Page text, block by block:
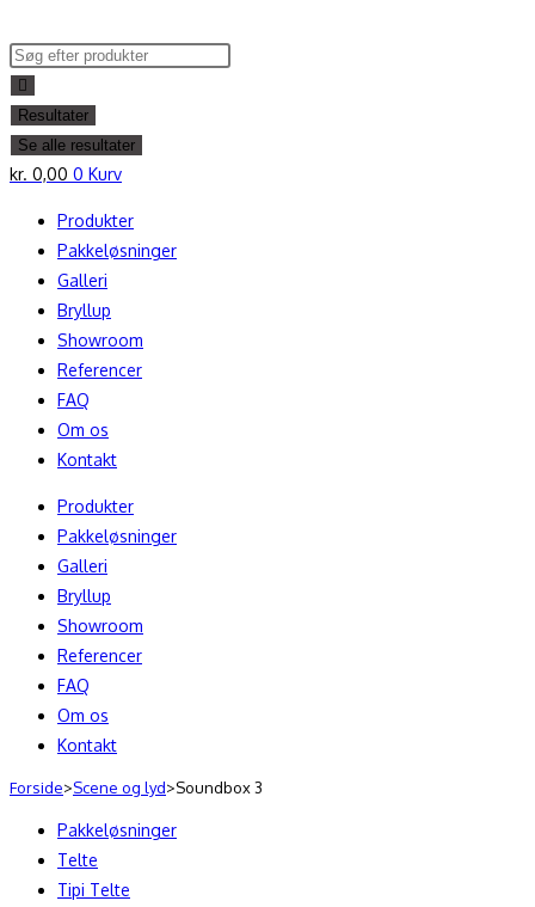
to
content
Search
...
Resultater
Se alle resultater
kr. 0,00 0 Kurv
Produkter
Pakkeløsninger
Galleri
Bryllup
Showroom
Referencer
FAQ
Om os
Kontakt
Produkter
Pakkeløsninger
Galleri
Bryllup
Showroom
Referencer
FAQ
Om os
Kontakt
Forside>Scene og lyd>Soundbox 3
Pakkeløsninger
Telte
Tipi Telte